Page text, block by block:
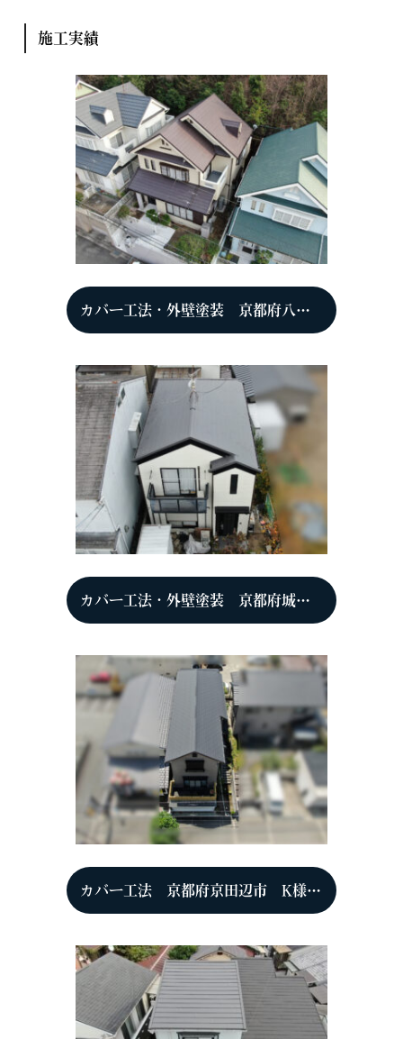
施工実績
カバー工法・外壁塗装 京都府八幡市 T様
カバー工法・外壁塗装 京都府城陽市 N様
カバー工法 京都府京田辺市 K様（5年点検時）